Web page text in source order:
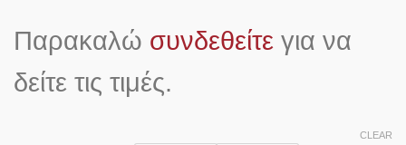
Παρακαλώ συνδεθείτε για να
δείτε τις τιμές.
CLEAR